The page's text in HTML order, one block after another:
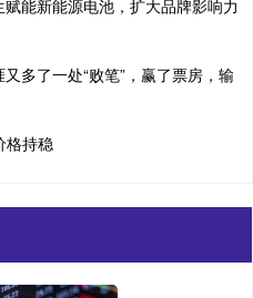
能新能源电池，扩大品牌影响力
多了一处“败笔”，赢了票房，输
格持稳